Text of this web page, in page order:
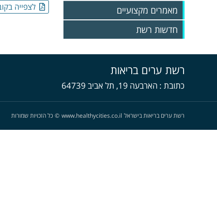
מאמרים מקצועיים
חדשות רשת
גיליונות 2024
גיליונות 2023
גליונות 2022
גליונות 2021
גליונות 2020
גליונות 2019
גליונות 2018
לצפייה
רשת ערים בריאות
כתובת הארבעה 19, תל אביב 64739
רשת ערים בריאות בישראל www.healthycities.co.il
© כל הזכויות שמורות